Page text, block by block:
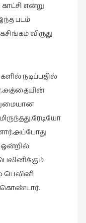
என்று
படம்
விருது
நடிப்பதில்
ஒன்றில்
பெலினி
கொண்டார்.